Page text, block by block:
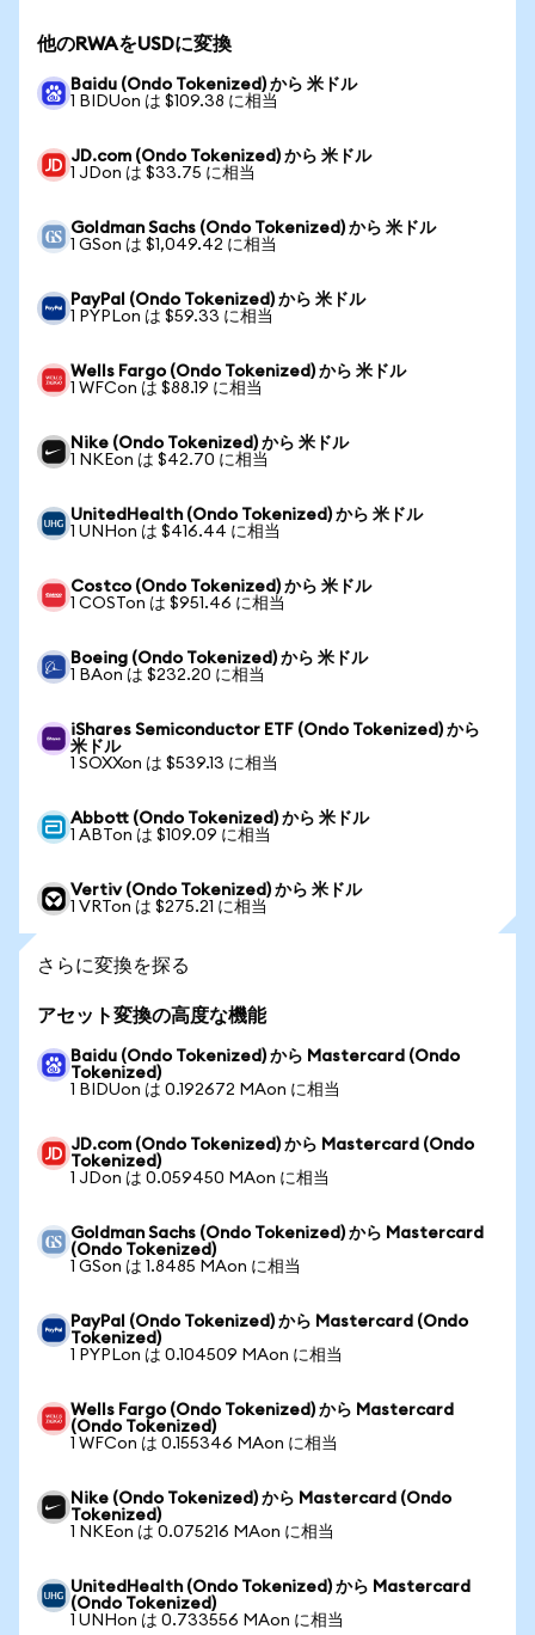
他のRWAをUSDに変換
Baidu (Ondo Tokenized) から 米ドル
1 BIDUon は $109.38 に相当
JD.com (Ondo Tokenized) から 米ドル
1 JDon は $33.75 に相当
Goldman Sachs (Ondo Tokenized) から 米ドル
1 GSon は $1,049.42 に相当
PayPal (Ondo Tokenized) から 米ドル
1 PYPLon は $59.33 に相当
Wells Fargo (Ondo Tokenized) から 米ドル
1 WFCon は $88.19 に相当
Nike (Ondo Tokenized) から 米ドル
1 NKEon は $42.70 に相当
UnitedHealth (Ondo Tokenized) から 米ドル
1 UNHon は $416.44 に相当
Costco (Ondo Tokenized) から 米ドル
1 COSTon は $951.46 に相当
Boeing (Ondo Tokenized) から 米ドル
1 BAon は $232.20 に相当
iShares Semiconductor ETF (Ondo Tokenized) から
米ドル
1 SOXXon は $539.13 に相当
Abbott (Ondo Tokenized) から 米ドル
1 ABTon は $109.09 に相当
Vertiv (Ondo Tokenized) から 米ドル
1 VRTon は $275.21 に相当
さらに変換を探る
アセット変換の高度な機能
Baidu (Ondo Tokenized) から Mastercard (Ondo
Tokenized)
1 BIDUon は 0.192672 MAon に相当
JD.com (Ondo Tokenized) から Mastercard (Ondo
Tokenized)
1 JDon は 0.059450 MAon に相当
Goldman Sachs (Ondo Tokenized) から Mastercard
(Ondo Tokenized)
1 GSon は 1.8485 MAon に相当
PayPal (Ondo Tokenized) から Mastercard (Ondo
Tokenized)
1 PYPLon は 0.104509 MAon に相当
Wells Fargo (Ondo Tokenized) から Mastercard
(Ondo Tokenized)
1 WFCon は 0.155346 MAon に相当
Nike (Ondo Tokenized) から Mastercard (Ondo
Tokenized)
1 NKEon は 0.075216 MAon に相当
UnitedHealth (Ondo Tokenized) から Mastercard
(Ondo Tokenized)
1 UNHon は 0.733556 MAon に相当